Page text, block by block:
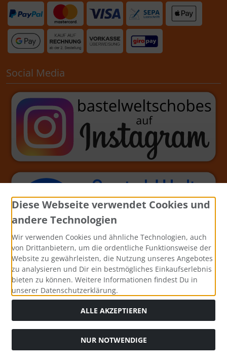
Social Media
Alle Preise inkl. gesetzl. MwSt. zzgl.Versandkosten. Die
Diese Webseite verwendet Cookies und
andere Technologien
Wir verwenden Cookies und ähnliche Technologien, auch
von Drittanbietern, um die ordentliche Funktionsweise der
Website zu gewährleisten, die Nutzung unseres Angebotes
zu analysieren und Dir ein bestmögliches Einkaufserlebnis
bieten zu können. Weitere Informationen findest Du in
unserer Datenschutzerklärung.
ALLE AKZEPTIEREN
NUR NOTWENDIGE